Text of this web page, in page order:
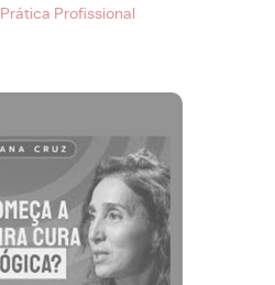
Prática Profissional